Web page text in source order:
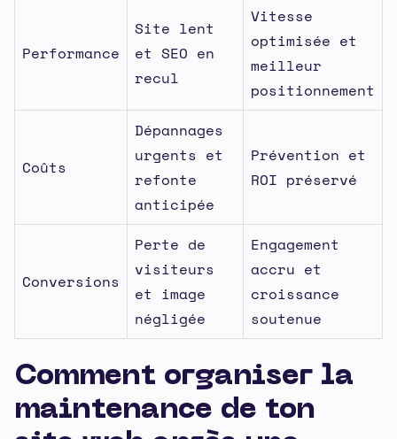
Performance
Site lent
et SEO en
recul
Vitesse
optimisée et
meilleur
positionnement
Coûts
Dépannages
urgents et
refonte
anticipée
Prévention et
ROI préservé
Conversions
Perte de
visiteurs
et image
négligée
Engagement
accru et
croissance
soutenue
Comment organiser la
maintenance de ton